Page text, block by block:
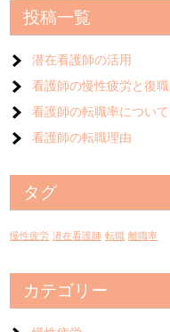
投稿一覧
潜在看護師の活用
看護師の慢性疲労と復職
看護師の転職率について
看護師の転職理由
タグ
慢性疲労 潜在看護師 転職 離職率
カテゴリー